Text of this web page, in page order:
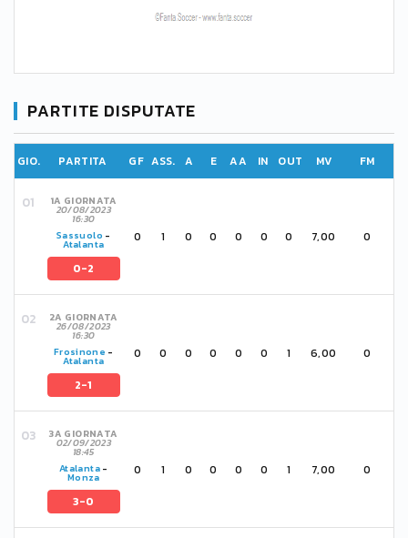
PARTITE DISPUTATE
GIO. PARTITA GF ASS. A E AA IN OUT MV FM
1A GIORNATA
20/08/2023
16:30
Sassuolo -
Atalanta
0-2
0 1 0 0 0 0 0 7,00 0
2A GIORNATA
26/08/2023
16:30
Frosinone -
Atalanta
2-1
0 0 0 0 0 0 1 6,00 0
3A GIORNATA
02/09/2023
18:45
Atalanta-
Monza
3-0
0 1 0 0 0 0 1 7,00 0